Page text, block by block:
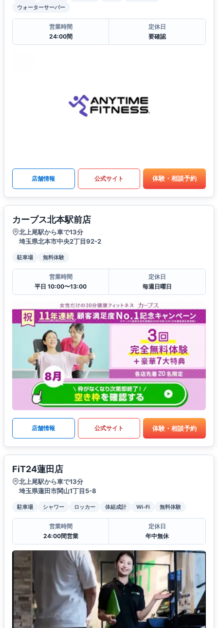
ウォーターサーバー
営業時間
24:00間
定休日
要確認
店舗情報 公式サイト 体験・相談予約
カーブス北本駅前店
北上尾駅から車で13分
埼玉県北本市中央2丁目92-2
駐車場 無料体験
営業時間
平日 10:00〜13:00
定休日
毎週日曜日
店舗情報 公式サイト 体験・相談予約
FiT24蓮田店
北上尾駅から車で13分
埼玉県蓮田市関山1丁目5-8
駐車場 シャワー ロッカー 体組成計 Wi-Fi 無料体験
営業時間
24:00間営業
定休日
年中無休